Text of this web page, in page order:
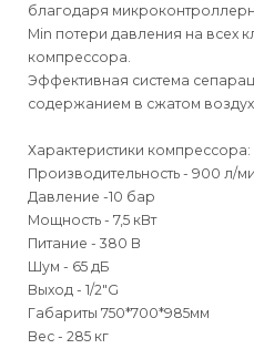
благодаря
Min потери давления на всех
компрессора.
Эффективная система
содержанием в сжатом
Характеристики компрессора:
Производительность - 900 л/
Давление -10 бар
Мощность - 7,5 кВт
Питание - 380 В
Шум - 65 дБ
Выход - 1/2"G
Габариты 750*700*985мм
Вес - 285 кг